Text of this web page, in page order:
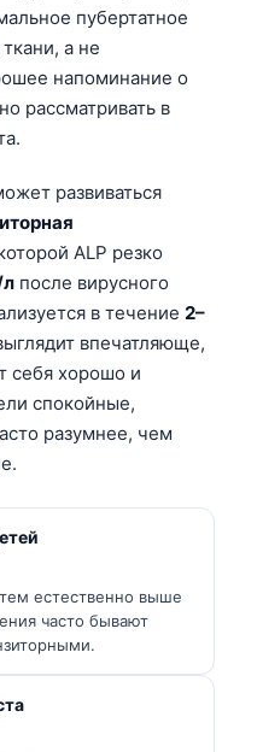
пубертатное
а не
напоминание о
рассматривать в
развиваться
ALP резко
после вирусного
в течение 2–
впечатляюще,
себя хорошо и
спокойные,
разумнее, чем
естественно выше
часто бывают